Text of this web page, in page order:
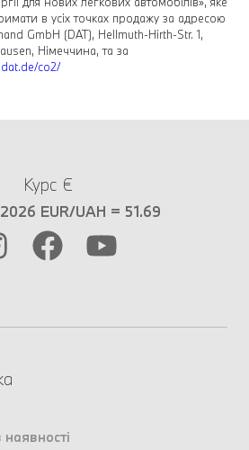
в усіх точках продажу за адресою
GmbH (DAT), Hellmuth-Hirth-Str. 1,
Німеччина, та за
co2/
Курс €
EUR/UAH = 51.69
наявності